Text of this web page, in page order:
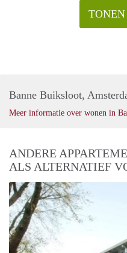
Banne Buiksloot,
Meer informatie over wonen in
ANDERE
ALS ALTERNATIEF